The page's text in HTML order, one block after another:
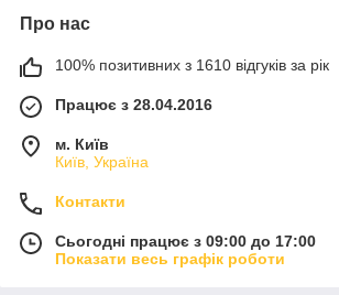
Про нас
100% позитивних з 1610 відгуків за рік
Працює з 28.04.2016
м. Київ
Київ, Україна
Контакти
Сьогодні працює з 09:00 до 17:00
Показати весь графік роботи